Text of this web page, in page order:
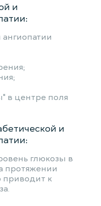
и
в центре поля
и
глюкозы в
протяжении
приводит к